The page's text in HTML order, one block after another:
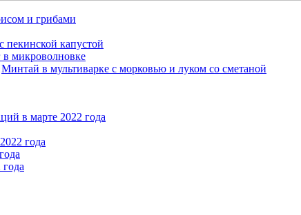
и грибами
пекинской капустой
микроволновке
Минтай в мультиварке с морковью и луком со сметаной
в марте 2022 года
года